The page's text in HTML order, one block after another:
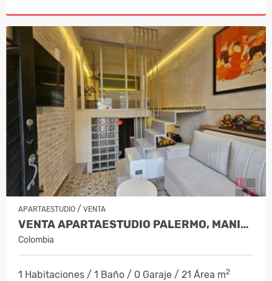
APARTAESTUDIO / VENTA
VENTA APARTAESTUDIO PALERMO, MANIZAL…
Colombia
1 Habitaciones / 1 Baño / 0 Garaje / 21 Área m2